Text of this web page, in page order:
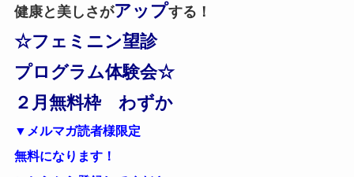
健康と美しさがアップする！
☆フェミニン望診
プログラム体験会☆
２月無料枠 わずか
▼メルマガ読者様限定
無料になります！